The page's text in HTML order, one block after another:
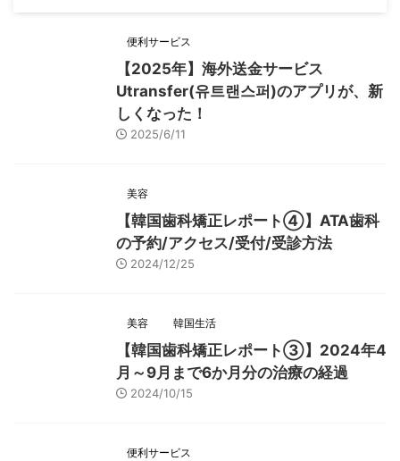
便利サービス
【2025年】海外送金サービス
Utransfer(유트랜스퍼)のアプリが、新
しくなった！
2025/6/11
美容
【韓国歯科矯正レポート➃】ATA歯科
の予約/アクセス/受付/受診方法
2024/12/25
美容 韓国生活
【韓国歯科矯正レポート➂】2024年4
月～9月まで6か月分の治療の経過
2024/10/15
便利サービス